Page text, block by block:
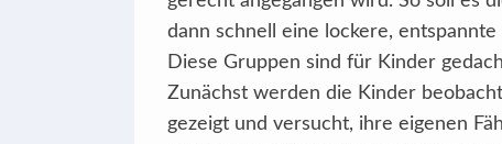
dann schnell eine lockere,
Diese Gruppen sind für Kinder
Zunächst werden die Kinder
gezeigt und versucht, ihre eigenen